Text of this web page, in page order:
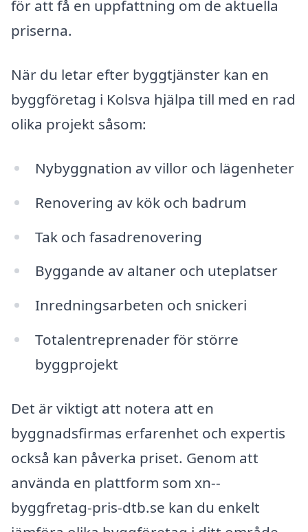
för att få en uppfattning om de aktuella
priserna.
När du letar efter byggtjänster kan en
byggföretag i Kolsva hjälpa till med en rad
olika projekt såsom:
Nybyggnation av villor och lägenheter
Renovering av kök och badrum
Tak och fasadrenovering
Byggande av altaner och uteplatser
Inredningsarbeten och snickeri
Totalentreprenader för större
byggprojekt
Det är viktigt att notera att en
byggnadsfirmas erfarenhet och expertis
också kan påverka priset. Genom att
använda en plattform som xn--
byggfretag-pris-dtb.se kan du enkelt